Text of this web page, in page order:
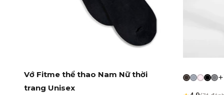
Vớ Fitme thể thao Nam Nữ thời
trang Unisex